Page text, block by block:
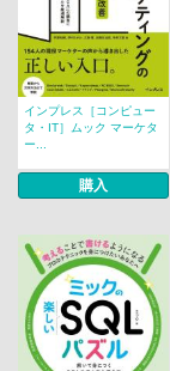
インプレス［コンピュー
タ・IT］ムック マーケタ
ー...
購入